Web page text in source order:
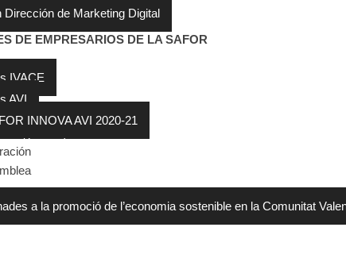
Dirección de Marketing Digital
IVACE
AVI
INNOVA AVI 2020-21
ayuda
d’Economia Sostenible, Sectors Productius, Comerç i
a la promoció de l’economia sostenible en la Comunitat
DE EMPRESARIOS DE LA SAFOR